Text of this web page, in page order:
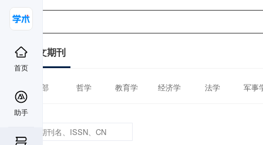
首页
助手
中文期刊
全部 哲学 教育学 经济学 法学 军事